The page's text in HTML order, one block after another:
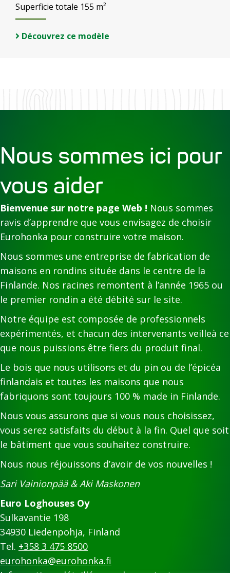
Superficie totale 155 m²
Découvrez ce modèle
Nous sommes ici pour
vous aider
Bienvenue sur notre page Web ! Nous sommes
ravis d’apprendre que vous envisagez de choisir
Eurohonka pour construire votre maison.
Nous sommes une entreprise de fabrication de
maisons en rondins située dans le centre de la
Finlande. Nos racines remontent à l’année 1965 ou
le premier rondin a été débité sur le site.
Notre équipe est composée de professionnels
expérimentés, et chacun des intervenants veilleà ce
que nous puissions être fiers du produit final.
Le bois que nous utilisons et du pin ou de l’épicéa
finlandais et toutes les maisons que nous
fabriquons sont toujours 100 % made in Finlande.
Nous vous assurons que si vous nous choisissez,
vous serez satisfaits du début à la fin. Quel que soit
le bâtiment que vous souhaitez construire.
Nous nous réjouissons d’avoir de vos nouvelles !
Sari Vainionpää & Aki Maskonen
Euro Loghouses Oy
Sulkavantie 198
34930 Liedenpohja, Finland
Tel. +358 3 475 8500
eurohonka@eurohonka.fi